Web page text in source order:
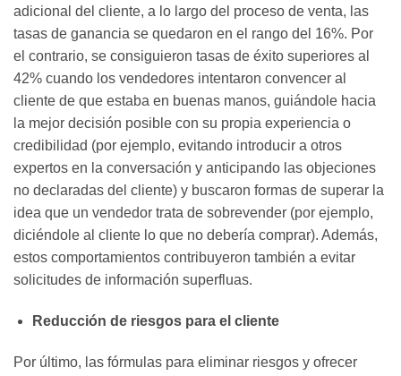
adicional del cliente, a lo largo del proceso de venta, las
tasas de ganancia se quedaron en el rango del 16%. Por
el contrario, se consiguieron tasas de éxito superiores al
42% cuando los vendedores intentaron convencer al
cliente de que estaba en buenas manos, guiándole hacia
la mejor decisión posible con su propia experiencia o
credibilidad (por ejemplo, evitando introducir a otros
expertos en la conversación y anticipando las objeciones
no declaradas del cliente) y buscaron formas de superar la
idea que un vendedor trata de sobrevender (por ejemplo,
diciéndole al cliente lo que no debería comprar). Además,
estos comportamientos contribuyeron también a evitar
solicitudes de información superfluas.
Reducción de riesgos para el cliente
Por último, las fórmulas para eliminar riesgos y ofrecer